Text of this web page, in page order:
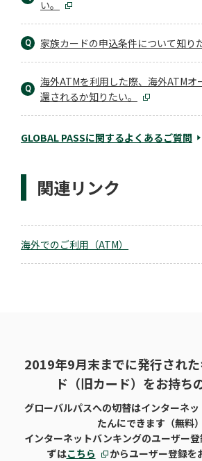
い。
Q 家族カードの申込条件について知り
Q
海外ATMを利用した際、海外ATMオ
還されるか知りたい。
GLOBAL PASSに関するよくあるご質問
関連リンク
海外でのご利用（ATM）
2019年9月末までに発行され
ド（旧カード）をお持ち
グローバルパスへの切替はインターネ
たんにできます（無料）
インターネットバンキングのユーザー
ずはこちら からユーザー登録を